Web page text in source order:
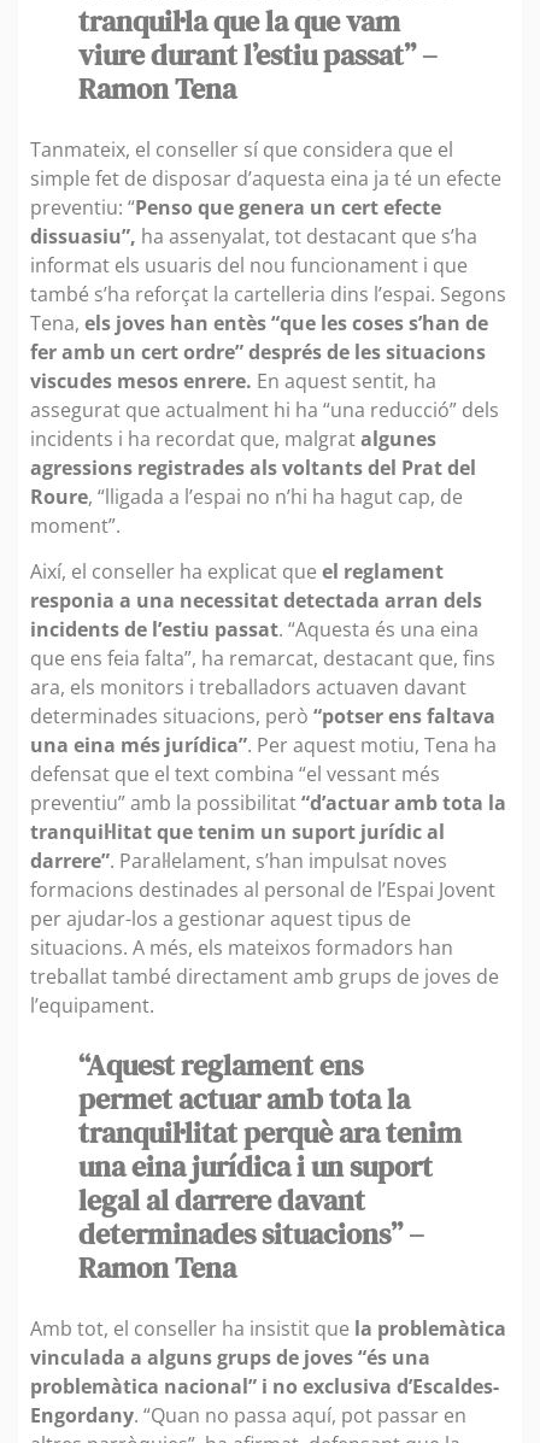
tranquil·la que la que vam
viure durant l’estiu passat” –
Ramon Tena
Tanmateix, el conseller sí que considera que el
simple fet de disposar d’aquesta eina ja té un efecte
preventiu: “Penso que genera un cert efecte
dissuasiu”, ha assenyalat, tot destacant que s’ha
informat els usuaris del nou funcionament i que
també s’ha reforçat la cartelleria dins l’espai. Segons
Tena, els joves han entès “que les coses s’han de
fer amb un cert ordre” després de les situacions
viscudes mesos enrere. En aquest sentit, ha
assegurat que actualment hi ha “una reducció” dels
incidents i ha recordat que, malgratalgunes
agressions registrades als voltants del Prat del
Roure, “lligada a l’espai no n’hi ha hagut cap, de
moment”.
Així, el conseller ha explicat que el reglament
responia a una necessitat detectada arran dels
incidents de l’estiu passat. “Aquesta és una eina
que ens feia falta”, ha remarcat, destacant que, fins
ara, els monitors i treballadors actuaven davant
determinades situacions, però “potser ens faltava
una eina més jurídica”. Per aquest motiu, Tena ha
defensat que el text combina “el vessant més
preventiu” amb la possibilitat“d’actuar amb tota la
tranquil·litat que tenim un suport jurídic al
darrere”. Paral·lelament, s’han impulsat noves
formacions destinades al personal de l’Espai Jovent
per ajudar-los a gestionar aquest tipus de
situacions. A més, els mateixos formadors han
treballat també directament amb grups de joves de
l’equipament.
“Aquest reglament ens
permet actuar amb tota la
tranquil·litat perquè ara tenim
una eina jurídica i un suport
legal al darrere davant
determinades situacions” –
Ramon Tena
Amb tot, el conseller ha insistit que la problemàtica
vinculada a alguns grups de joves “és una
problemàtica nacional” i no exclusiva d’Escaldes-
Engordany. “Quan no passa aquí, pot passar en